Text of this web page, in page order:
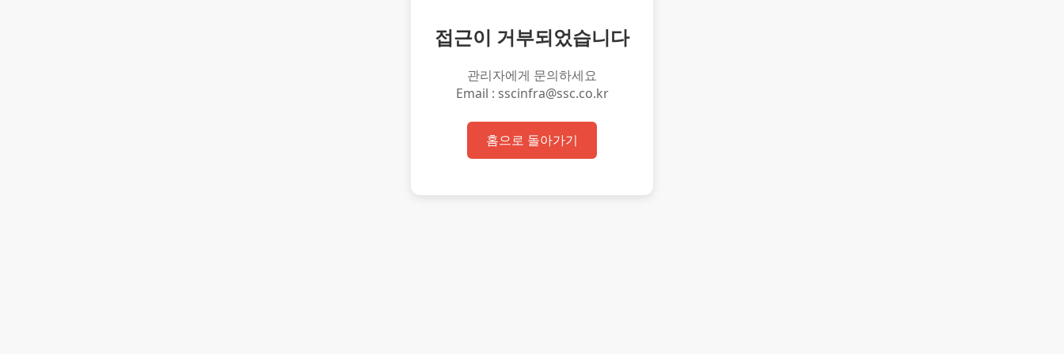
접근이 거부되었습니다
관리자에게 문의하세요
Email : sscinfra@ssc.co.kr
홈으로 돌아가기